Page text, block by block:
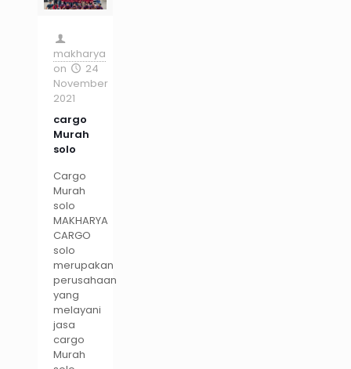
makharya
on
24
November
2021
cargo
Murah
solo
Cargo
Murah
solo
MAKHARYA
CARGO
solo
merupakan
perusahaan
yang
melayani
jasa
cargo
Murah